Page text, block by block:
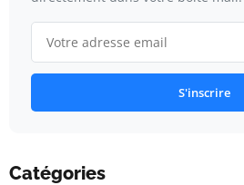
S'inscrire
Catégories